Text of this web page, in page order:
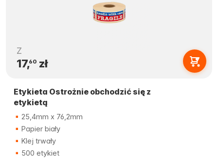
Z
17,60zł
Etykieta Ostrożnie obchodzić się z
etykietą
25,4mm x 76,2mm
Papier biały
Klej trwały
500 etykiet